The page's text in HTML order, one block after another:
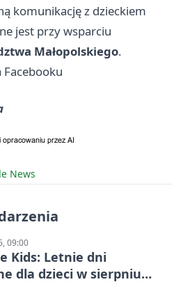
komunikację z dzieckiem
jest przy wsparciu
Małopolskiego.
News
09:00
Kids: Letnie dni
dla dzieci w sierpniu